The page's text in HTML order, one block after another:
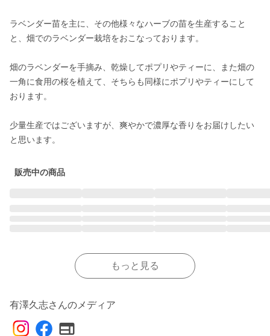
ラベンダー苗を主に、その他様々なハーブの苗を生産すること
と、畑でのラベンダー栽培をおこなっております。
畑のラベンダーを手摘み、乾燥してポプリやティーに、また畑の
一角に食用の桜を植えて、そちらも同様にポプリやティーにして
おります。
少量生産ではございますが、爽やかで濃厚な香りをお届けしたい
と思います。
販売中の商品
もっと見る
有澤久志さんのメディア